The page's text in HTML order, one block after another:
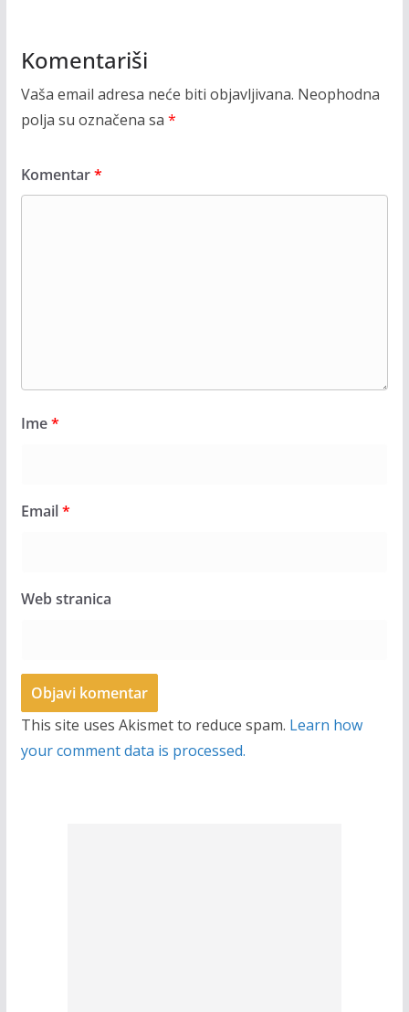
Komentariši
Vaša email adresa neće biti objavljivana. Neophodna
polja su označena sa *
Komentar*
Ime*
Email*
Web stranica
This site uses Akismet to reduce spam. Learn how
your comment data is processed.